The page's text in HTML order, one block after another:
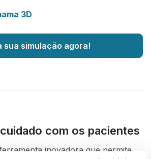
3D
sua simulação agora!
com os pacientes
inovadora que permite